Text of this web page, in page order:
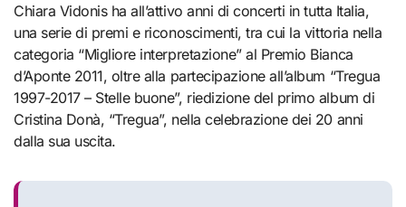
Chiara Vidonis ha all’attivo anni di concerti in tutta Italia,
una serie di premi e riconoscimenti, tra cui la vittoria nella
categoria “Migliore interpretazione” al Premio Bianca
d’Aponte 2011, oltre alla partecipazione all’album “Tregua
1997-2017 – Stelle buone”, riedizione del primo album di
Cristina Donà, “Tregua”, nella celebrazione dei 20 anni
dalla sua uscita.